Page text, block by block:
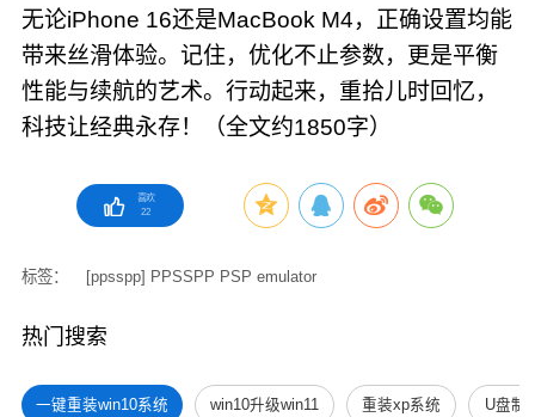
无论iPhone 16还是MacBook M4，正确设置均能
带来丝滑体验。记住，优化不止参数，更是平衡
性能与续航的艺术。行动起来，重拾儿时回忆，
科技让经典永存！（全文约1850字）
喜欢
22
标签： [ppsspp] PPSSPP PSP emulator
热门搜索
一键重装win10系统 win10升级win11 重装xp系统 U盘制